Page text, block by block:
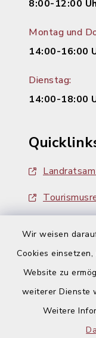
Wir weisen
Cookies
Website zu
weiterer Dienste
Weitere
8:00-12:00
Montag und
14:00-16:00
Dienstag:
14:00-18:00